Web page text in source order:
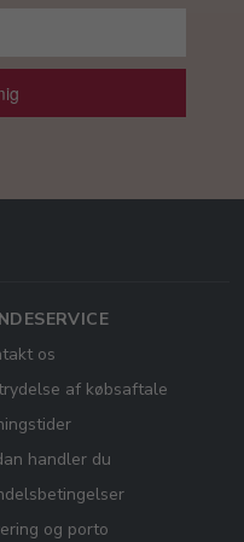
os
af købsaftale
handler du
og porto